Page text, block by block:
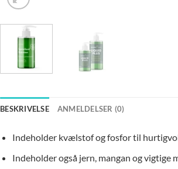
BESKRIVELSE ANMELDELSER (0)
Indeholder kvælstof og fosfor til
Indeholder også jern, mangan og